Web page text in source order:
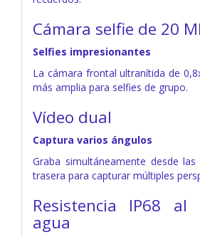
Cámara selfie de 20
Selfies impresionantes
La cámara frontal ultranítida de
más amplia para selfies de grupo.
Vídeo dual
Captura varios ángulos
Graba simultáneamente desde
trasera para capturar múltiples
Resistencia IP68
agua